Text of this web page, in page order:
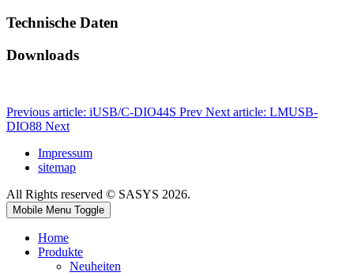
Technische Daten
Downloads
Previous article: iUSB/C-DIO44S Prev Next article: LMUSB-
DIO88 Next
Impressum
sitemap
All Rights reserved © SASYS 2026.
Mobile Menu Toggle
Home
Produkte
Neuheiten